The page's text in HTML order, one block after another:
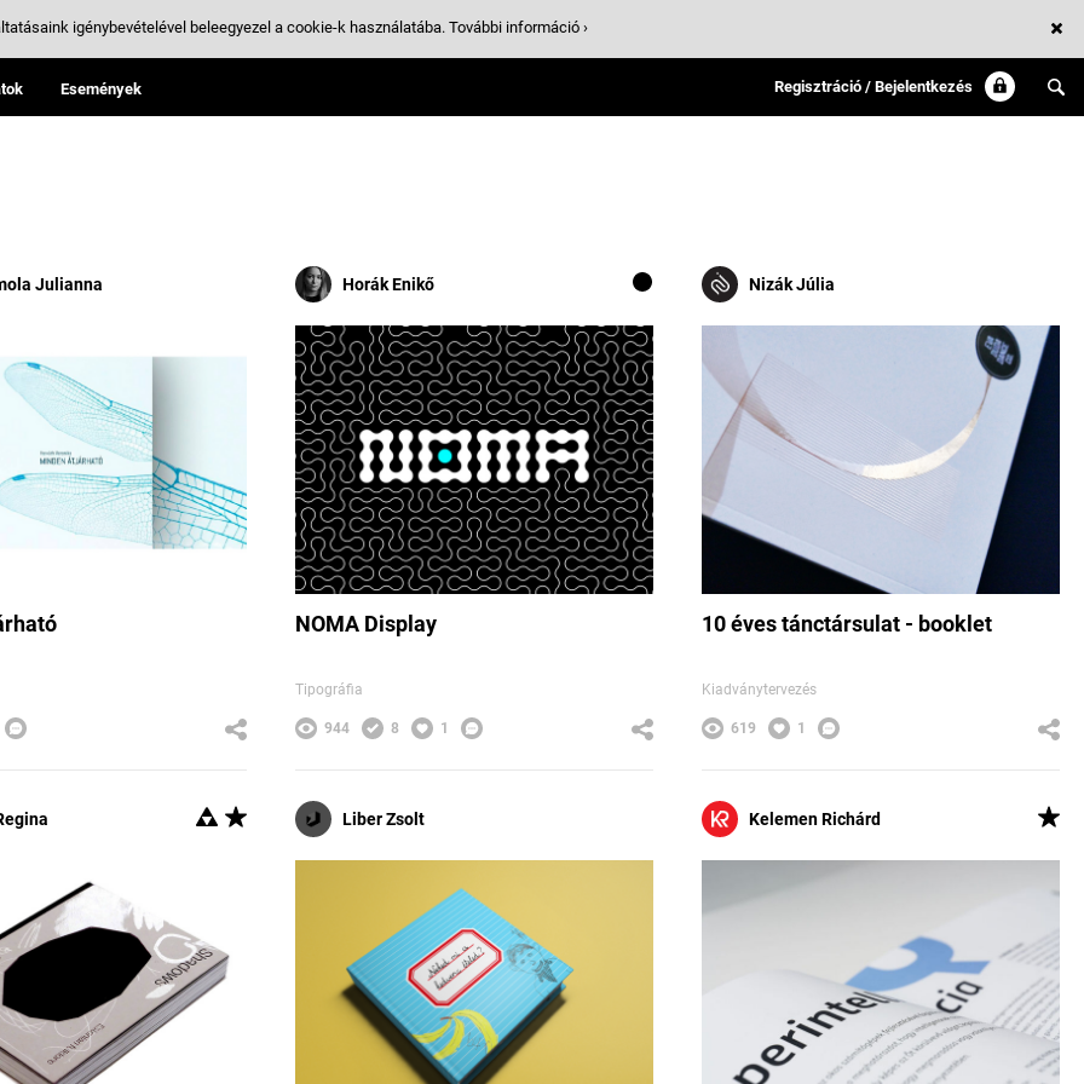
Események Regisztráció / Bejelentkezés
Julianna Horák Enikő
NOMA Display
Tipográfia
944 8 1
Nizák Júlia
10 éves tánctársulat - booklet
Kiadványtervezés
619 1
Liber Zsolt Kelemen Richárd
igénybevételével beleegyezel a cookie-k használatába. További információ ›